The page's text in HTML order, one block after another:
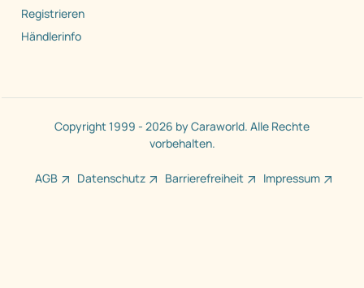
Registrieren
Händlerinfo
Copyright 1999 - 2026 by Caraworld. Alle Rechte
vorbehalten.
AGB Datenschutz Barrierefreiheit Impressum